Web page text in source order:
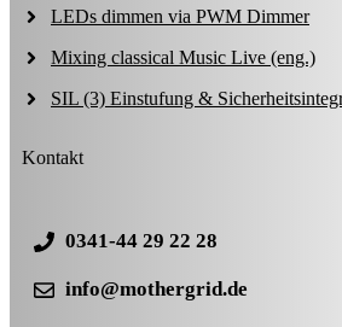
LEDs dimmen via PWM Dimmer
Mixing classical Music Live (eng.)
SIL (3) Einstufung &
Kontakt
0341-44 29 22 28
info@mothergrid.de